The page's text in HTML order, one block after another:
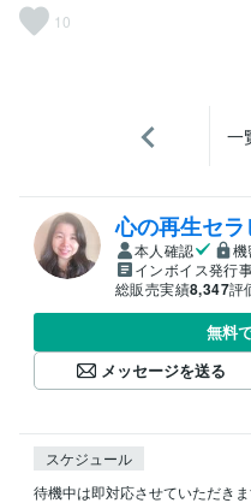
10
一
心の再生セ
本人確認
インボイス発行
総販売実績8,347評
無料
メッセージを送る
スケジュール
待機中は即対応させていただきま